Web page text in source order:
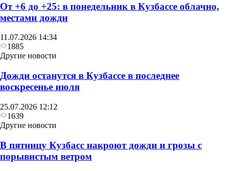
От +6 до +25: в понедельник в Кузбассе облачно,
местами дожди
11.07.2026 14:34
1885
Другие новости
Дожди останутся в Кузбассе в последнее
воскресенье июля
25.07.2026 12:12
1639
Другие новости
В пятницу Кузбасс накроют дожди и грозы с
порывистым ветром